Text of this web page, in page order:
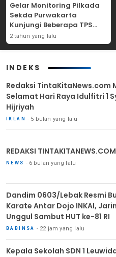
Gelar Monitoring Pilkada
Sekda Purwakarta
Kunjungi Beberapa TPS
Yang Ada Di Purwakarta
2 tahun yang lalu
INDEKS
Redaksi TintaKitaNews.com
Selamat Hari Raya Idulfitri 1
Hijriyah
IKLAN 5 bulan yang lalu
REDAKSI TINTAKITANEWS.COM
NEWS 6 bulan yang lalu
Dandim 0603/Lebak Resmi
Karate Antar Dojo INKAI,
Unggul Sambut HUT ke-81 RI
BABINSA 22 jam yang lalu
Kepala Sekolah SDN 1